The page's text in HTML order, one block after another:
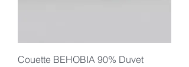
Couette BEHOBIA 90% Duvet